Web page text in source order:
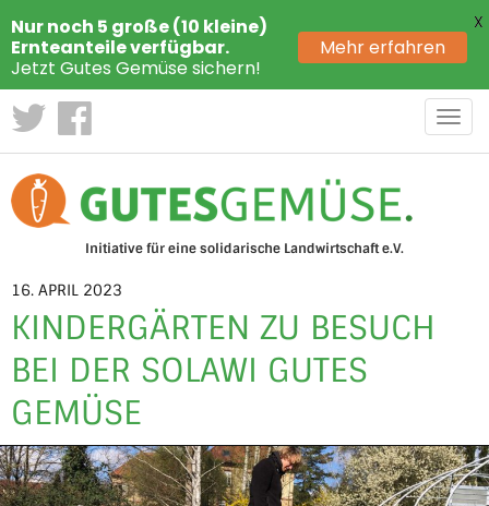
Initiative für eine solidarische Landwirtschaft e.V.
16. APRIL 2023
KINDERGÄRTEN ZU BESUCH
BEI DER SOLAWI GUTES
GEMÜSE
Nur noch 5 große (10 kleine)
Ernteanteile verfügbar.
Jetzt Gutes Gemüse sichern!
Mehr erfahren
X